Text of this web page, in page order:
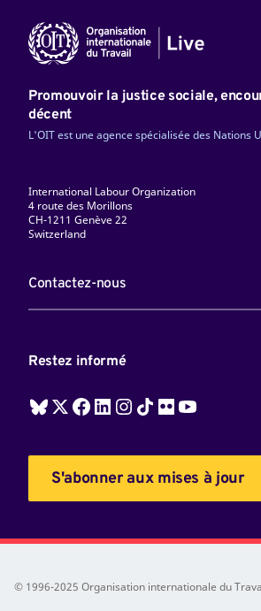
Promouvoir la justice sociale,
décent
L'OIT est une agence spécialisée des Nations
International Labour Organization
4 route des Morillons
CH-1211 Genève 22
Switzerland
Contactez-nous
Restez informé
S'abonner aux mises à jour
© 1996-2025 Organisation internationale du